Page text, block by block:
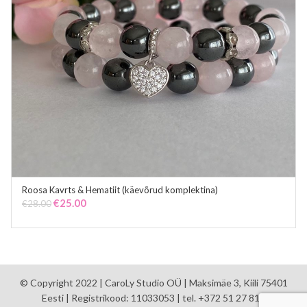
ADD TO CART
Roosa Kavrts & Hematiit (käevõrud komplektina)
€28.00Original
was:
€25.00Current
is:
© Copyright 2022 | CaroLy Studio OÜ | Maksimäe 3, Kiili 75401
Eesti | Registrikood: 11033053 | tel. +372 51 27 810